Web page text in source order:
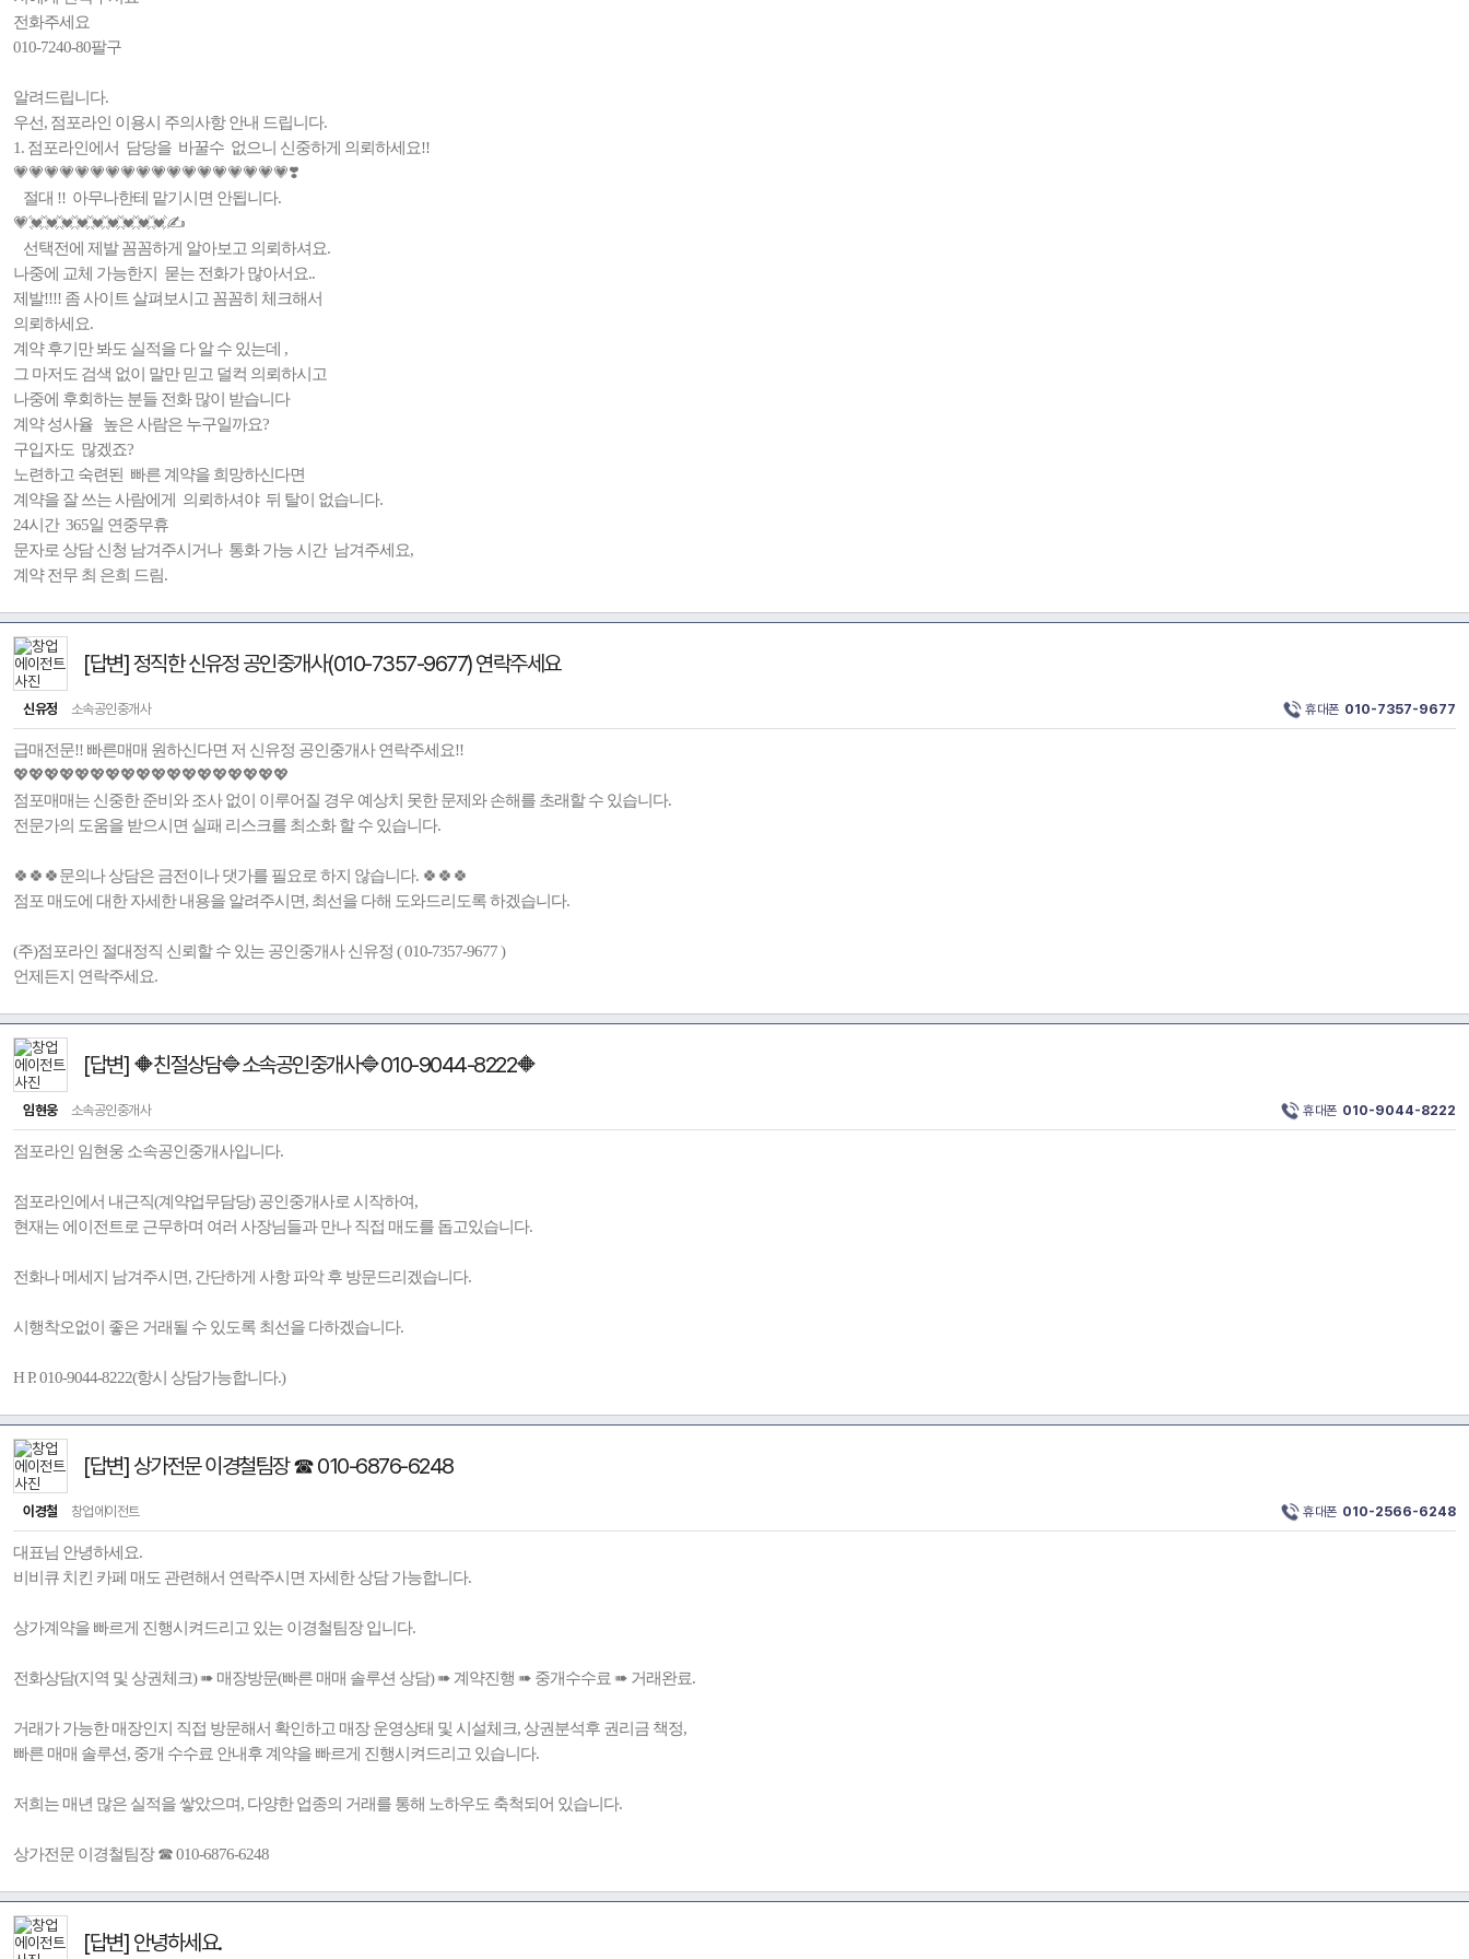
전화주세요
010-7240-80팔구
알려드립니다.
우선, 점포라인 이용시 주의사항 안내 드립니다.
1. 점포라인에서 담당을 바꿀수 없으니 신중하게 의뢰하세요!!
💗💗💗💗💗💗💗💗💗💗💗💗💗💗💗💗💗💗❣️
절대 !! 아무나한테 맡기시면 안됩니다.
💗💓💓💓💓💓💓💓💓💓✍️
선택전에 제발 꼼꼼하게 알아보고 의뢰하셔요.
나중에 교체 가능한지 묻는 전화가 많아서요..
제발!!!! 좀 사이트 살펴보시고 꼼꼼히 체크해서
의뢰하세요.
계약 후기만 봐도 실적을 다 알 수 있는데 ,
그 마저도 검색 없이 말만 믿고 덜컥 의뢰하시고
나중에 후회하는 분들 전화 많이 받습니다
계약 성사율 높은 사람은 누구일까요?
구입자도 많겠죠?
노련하고 숙련된 빠른 계약을 희망하신다면
계약을 잘 쓰는 사람에게 의뢰하셔야 뒤 탈이 없습니다.
24시간 365일 연중무휴
문자로 상담 신청 남겨주시거나 통화 가능 시간 남겨주세요,
계약 전무 최 은희 드림.
[답변] 정직한 신유정 공인중개사(010-7357-9677) 연락주세요
신유정 소속공인중개사 휴대폰 010-7357-9677
급매전문!! 빠른매매 원하신다면 저 신유정 공인중개사 연락주세요!!
💖💖💖💖💖💖💖💖💖💖💖💖💖💖💖💖💖💖
점포매매는 신중한 준비와 조사 없이 이루어질 경우 예상치 못한 문제와 손해를 초래할 수 있습니다.
전문가의 도움을 받으시면 실패 리스크를 최소화 할 수 있습니다.
🍀🍀🍀문의나 상담은 금전이나 댓가를 필요로 하지 않습니다. 🍀🍀🍀
점포 매도에 대한 자세한 내용을 알려주시면, 최선을 다해 도와드리도록 하겠습니다.
(주)점포라인 절대정직 신뢰할 수 있는 공인중개사 신유정 ( 010-7357-9677 )
언제든지 연락주세요.
[답변] 🔶친절상담🔷소속공인중개사🔷010-9044-8222🔶
임현웅 소속공인중개사 휴대폰 010-9044-8222
점포라인 임현웅 소속공인중개사입니다.
점포라인에서 내근직(계약업무담당) 공인중개사로 시작하여,
현재는 에이전트로 근무하며 여러 사장님들과 만나 직접 매도를 돕고있습니다.
전화나 메세지 남겨주시면, 간단하게 사항 파악 후 방문드리겠습니다.
시행착오없이 좋은 거래될 수 있도록 최선을 다하겠습니다.
H P. 010-9044-8222(항시 상담가능합니다.)
[답변] 상가전문 이경철팀장 ☎ 010-6876-6248
이경철 창업에이전트 휴대폰 010-2566-6248
대표님 안녕하세요.
비비큐 치킨 카페 매도 관련해서 연락주시면 자세한 상담 가능합니다.
상가계약을 빠르게 진행시켜드리고 있는 이경철팀장 입니다.
전화상담(지역 및 상권체크) ➠ 매장방문(빠른 매매 솔루션 상담) ➠ 계약진행 ➠ 중개수수료 ➠ 거래완료.
거래가 가능한 매장인지 직접 방문해서 확인하고 매장 운영상태 및 시설체크, 상권분석후 권리금 책정,
빠른 매매 솔루션, 중개 수수료 안내후 계약을 빠르게 진행시켜드리고 있습니다.
저희는 매년 많은 실적을 쌓았으며, 다양한 업종의 거래를 통해 노하우도 축척되어 있습니다.
상가전문 이경철팀장 ☎ 010-6876-6248
[답변] 안녕하세요.